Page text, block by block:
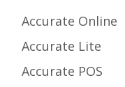
Accurate Online
Accurate Lite
Accurate POS